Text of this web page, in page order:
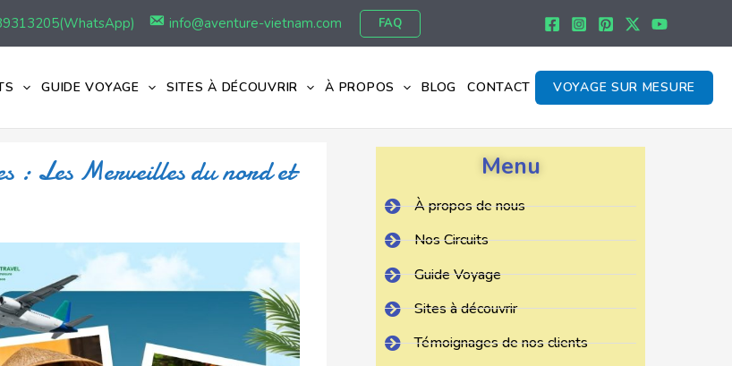
info@aventure-vietnam.com FAQ
GUIDE VOYAGE SITES À DÉCOUVRIR À PROPOS BLOG CONTACT VOYAGE SUR MESURE
: Les Merveilles du nord et
Menu
À propos de nous
Nos Circuits
Guide Voyage
Sites à découvrir
Témoignages de nos clients